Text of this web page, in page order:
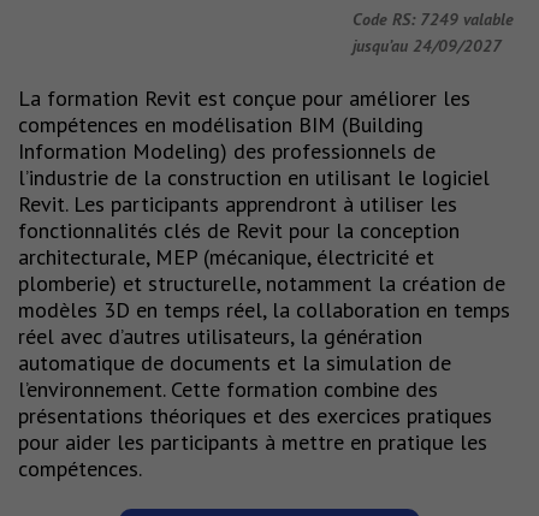
Code RS: 7249 valable
jusqu’au 24/09/2027
La formation Revit est conçue pour améliorer les
compétences en modélisation BIM (Building
Information Modeling) des professionnels de
l’industrie de la construction en utilisant le logiciel
Revit. Les participants apprendront à utiliser les
fonctionnalités clés de Revit pour la conception
architecturale, MEP (mécanique, électricité et
plomberie) et structurelle, notamment la création de
modèles 3D en temps réel, la collaboration en temps
réel avec d’autres utilisateurs, la génération
automatique de documents et la simulation de
l’environnement. Cette formation combine des
présentations théoriques et des exercices pratiques
pour aider les participants à mettre en pratique les
compétences.